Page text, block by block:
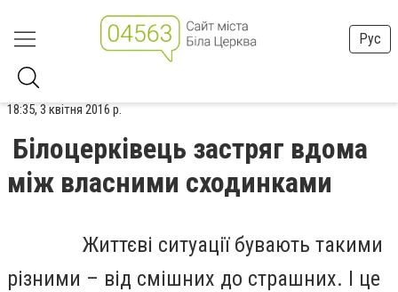
Рус
18:35, 3 квітня 2016 р.
Білоцерківець застряг вдома
між власними сходинками
Життєві ситуації бувають такими
різними – від смішних до страшних. І це